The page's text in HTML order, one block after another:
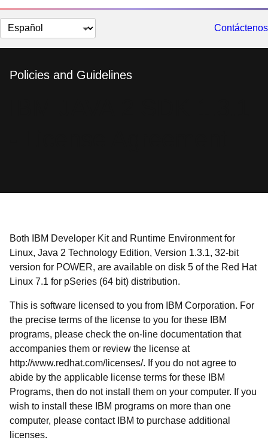
Cambiar
el
Contáctenos
Policies and Guidelines
Both IBM Developer Kit and Runtime Environment for
Linux, Java 2 Technology Edition, Version 1.3.1, 32-bit
version for POWER, are available on disk 5 of the Red Hat
Linux 7.1 for pSeries (64 bit) distribution.
This is software licensed to you from IBM Corporation. For
the precise terms of the license to you for these IBM
programs, please check the on-line documentation that
accompanies them or review the license at
http://www.redhat.com/licenses/. If you do not agree to
abide by the applicable license terms for these IBM
Programs, then do not install them on your computer. If you
wish to install these IBM programs on more than one
computer, please contact IBM to purchase additional
licenses.